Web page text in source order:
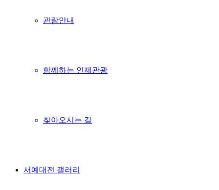
관람안내
함께하는 인제관광
찾아오시는 길
서예대전 갤러리